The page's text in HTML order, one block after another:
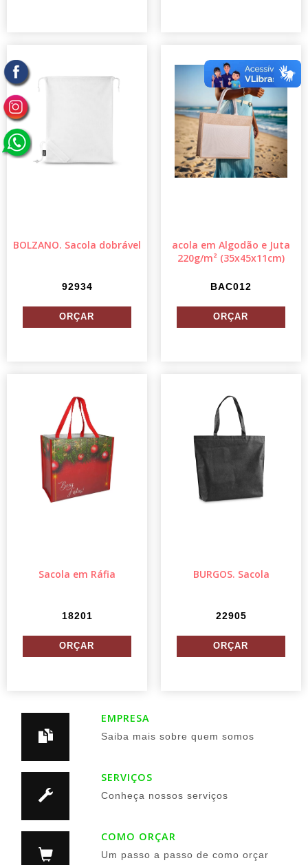
BOLZANO. Sacola dobrável
92934
acola em Algodão e Juta
220g/m² (35x45x11cm)
BAC012
Sacola em Ráfia
18201
BURGOS. Sacola
22905
EMPRESA
Saiba mais sobre quem somos
SERVIÇOS
Conheça nossos serviços
COMO ORÇAR
Um passo a passo de como orçar